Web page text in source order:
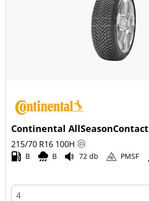
Continental AllSeasonContact
215/70 R16 100H
B B 72 db PMSF